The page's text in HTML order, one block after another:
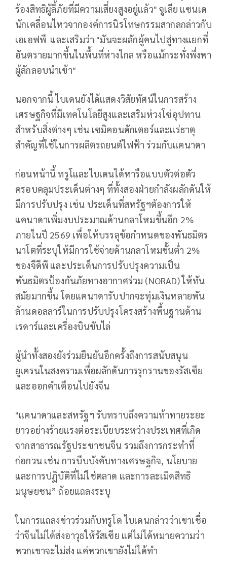
ร้องสิทธิผู้ลี้ภัยที่มีความเสี่ยงสูงอยู่แล้ว" จูเลีย แซนเด
นักเคลื่อนไหวจากองค์การนิรโทษกรรมสากลกล่าวกับ
เอเอฟพี และเสริมว่า "มันจะผลักผู้คนไปสู่ทางแยกที่
อันตรายมากขึ้นในพื้นที่ห่างไกล หรือแม้กระทั่งพึ่งพา
ผู้ลักลอบนำเข้า"
นอกจากนี้ ไบเดนยังได้แสดงวิสัยทัศน์ในการสร้าง
เศรษฐกิจที่มีเทคโนโลยีสูงและเสริมห่วงโซ่อุปทาน
สำหรับสิ่งต่างๆ เช่น เซมิคอนดักเตอร์และแร่ธาตุ
สำคัญที่ใช้ในการผลิตรถยนต์ไฟฟ้า ร่วมกับแคนาดา
ก่อนหน้านี้ ทรูโและไบเดนได้หารือแบบตัวต่อตัว
ครอบคลุมประเด็นต่างๆ ที่ทั้งสองฝ่ายกำลังผลักดันให้
มีการปรับปรุง เช่น ประเด็นที่สหรัฐฯต้องการให้
แคนาดาเพิ่มงบประมาณด้านกลาโหมขึ้นอีก 2%
ภายในปี 2569 เพื่อให้บรรลุข้อกำหนดของพันธมิตร
นาโตที่ระบุให้มีการใช้จ่ายด้านกลาโหมขั้นต่ำ 2%
ของจีดีพี และประเด็นการปรับปรุงความเป็น
พันธมิตรป้องกันภัยทางอากาศร่วม (NORAD) ให้ทัน
สมัยมากขึ้น ​​โดยแคนาดารับปากจะทุ่มเงินหลายพัน
ล้านดอลลาร์ในการปรับปรุงโครงสร้างพื้นฐานด้าน
เรดาร์และเครื่องบินขับไล่
ผู้นำทั้งสองยังร่วมยืนยันอีกครั้งถึงการสนับสนุน
ยูเครนในสงครามเพื่อผลักดันการรุกรานของรัสเซีย
และออกคำเตือนไปยังจีน
"แคนาดาและสหรัฐฯ รับทราบถึงความท้าทายระยะ
ยาวอย่างร้ายแรงต่อระเบียบระหว่างประเทศที่เกิด
จากสาธารณรัฐประชาชนจีน รวมถึงการกระทำที่
ก่อกวน เช่น การบีบบังคับทางเศรษฐกิจ, นโยบาย
และการปฏิบัติที่ไม่ใช่ตลาด และการละเมิดสิทธิ
มนุษยชน” ถ้อยแถลงระบุ
ในการแถลงข่าวร่วมกับทรูโด ไบเดนกล่าวว่าเขาเชื่อ
ว่าจีนไม่ได้ส่งอาวุธให้รัสเซีย แต่ไม่ได้หมายความว่า
พวกเขาจะไม่ส่ง แค่พวกเขายังไม่ได้ทำ